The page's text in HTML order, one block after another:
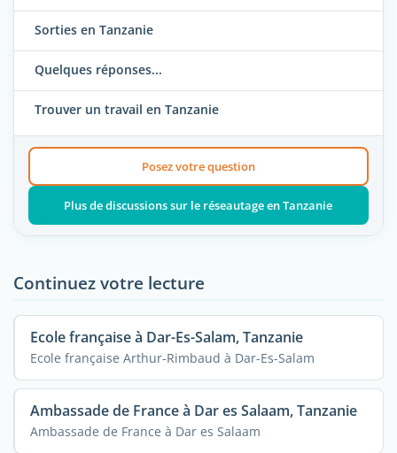
Sorties en Tanzanie
Quelques réponses...
Trouver un travail en Tanzanie
Posez votre question
Plus de discussions sur le réseautage en Tanzanie
Continuez votre lecture
Ecole française à Dar-Es-Salam, Tanzanie
Ecole française Arthur-Rimbaud à Dar-Es-Salam
Ambassade de France à Dar es Salaam, Tanzanie
Ambassade de France à Dar es Salaam